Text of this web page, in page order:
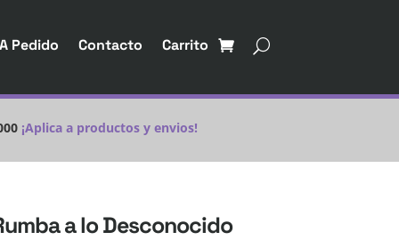
Pedido Contacto Carrito
¡Aplica a productos y envios!
a lo Desconocido